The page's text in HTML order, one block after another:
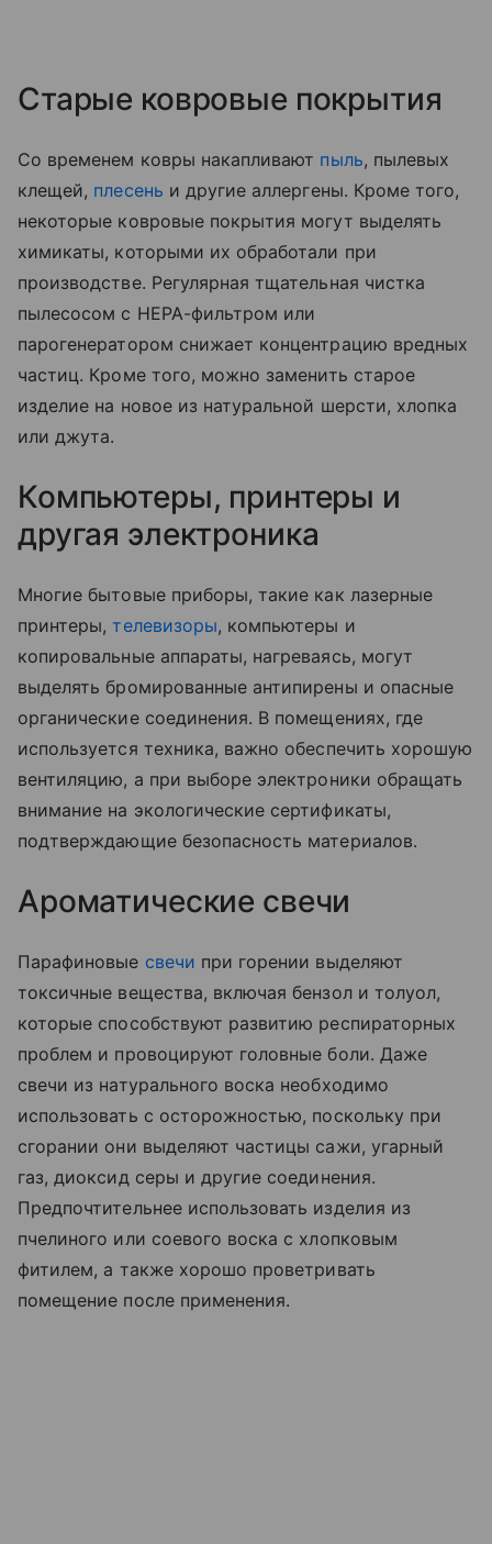
Старые ковровые покрытия
Со временем ковры накапливают пыль, пылевых
клещей, плесень и другие аллергены. Кроме того,
некоторые ковровые покрытия могут выделять
химикаты, которыми их обработали при
производстве. Регулярная тщательная чистка
пылесосом с HEPA-фильтром или
парогенератором снижает концентрацию вредных
частиц. Кроме того, можно заменить старое
изделие на новое из натуральной шерсти, хлопка
или джута.
Компьютеры, принтеры и
другая электроника
Многие бытовые приборы, такие как лазерные
принтеры,телевизоры, компьютеры и
копировальные аппараты, нагреваясь, могут
выделять бромированные антипирены и опасные
органические соединения. В помещениях, где
используется техника, важно обеспечить хорошую
вентиляцию, а при выборе электроники обращать
внимание на экологические сертификаты,
подтверждающие безопасность материалов.
Ароматические свечи
Парафиновые свечи при горении выделяют
токсичные вещества, включая бензол и толуол,
которые способствуют развитию респираторных
проблем и провоцируют головные боли. Даже
свечи из натурального воска необходимо
использовать с осторожностью, поскольку при
сгорании они выделяют частицы сажи, угарный
газ, диоксид серы и другие соединения.
Предпочтительнее использовать изделия из
пчелиного или соевого воска с хлопковым
фитилем, а также хорошо проветривать
помещение после применения.